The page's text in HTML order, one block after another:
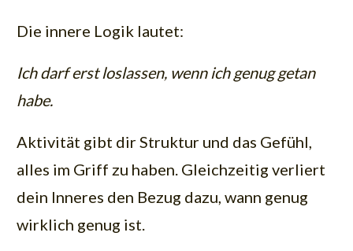
Die innere Logik lautet:
Ich darf erst loslassen, wenn ich genug getan
habe.
Aktivität gibt dir Struktur und das Gefühl,
alles im Griff zu haben. Gleichzeitig verliert
dein Inneres den Bezug dazu, wann genug
wirklich genug ist.